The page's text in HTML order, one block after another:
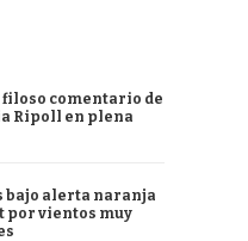
filoso comentario de
Ripoll en plena
bajo alerta naranja
por vientos muy